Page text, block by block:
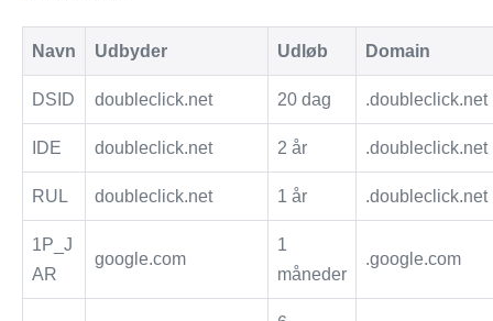
Navn Udbyder Udløb Domain
DSID doubleclick.net 20 dag .doubleclick.net
IDE doubleclick.net 2 år .doubleclick.net
RUL doubleclick.net 1 år .doubleclick.net
1P_J
AR
google.com
1
måneder
.google.com